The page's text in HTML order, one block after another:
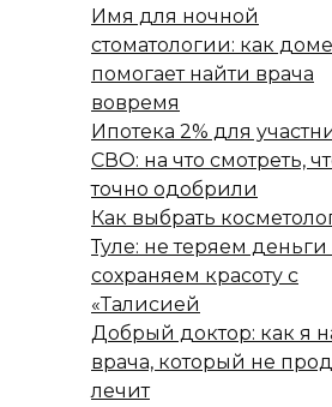
Имя для ночной
стоматологии: как
помогает найти врача
вовремя
Ипотека 2% для
СВО: на что смотреть,
точно одобрили
Как выбрать
Туле: не теряем деньги
сохраняем красоту с
«Талисией
Добрый доктор: как я
врача, который не
лечит